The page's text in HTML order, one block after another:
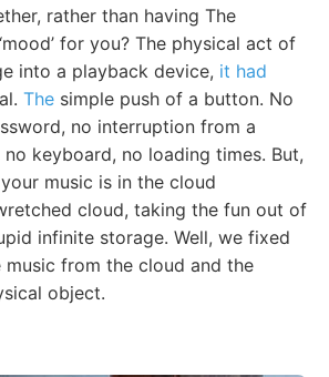
rather than having The
for you? The physical act of
into a playback device, it had
The simple push of a button. No
no interruption from a
keyboard, no loading times. But,
your music is in the cloud
cloud, taking the fun out of
infinite storage. Well, we fixed
music from the cloud and the
object.